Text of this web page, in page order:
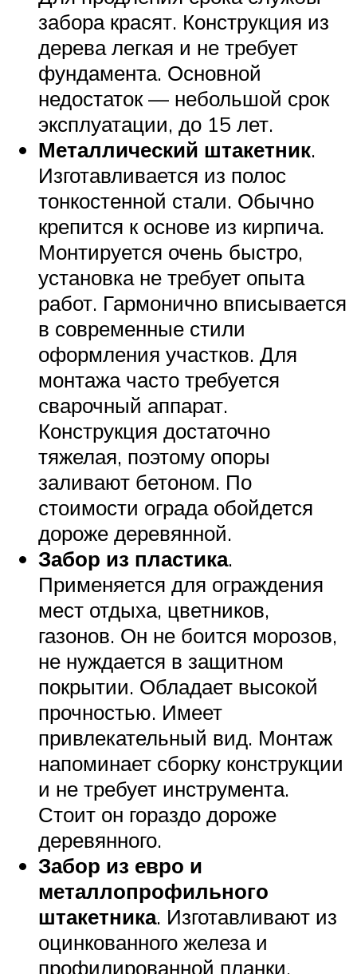
забора красят. Конструкция из
дерева легкая и не требует
фундамента. Основной
недостаток — небольшой срок
эксплуатации, до 15 лет.
Металлический штакетник.
Изготавливается из полос
тонкостенной стали. Обычно
крепится к основе из кирпича.
Монтируется очень быстро,
установка не требует опыта
работ. Гармонично вписывается
в современные стили
оформления участков. Для
монтажа часто требуется
сварочный аппарат.
Конструкция достаточно
тяжелая, поэтому опоры
заливают бетоном. По
стоимости ограда обойдется
дороже деревянной.
Забор из пластика.
Применяется для ограждения
мест отдыха, цветников,
газонов. Он не боится морозов,
не нуждается в защитном
покрытии. Обладает высокой
прочностью. Имеет
привлекательный вид. Монтаж
напоминает сборку конструкции
и не требует инструмента.
Стоит он гораздо дороже
деревянного.
Забор из евро и
металлопрофильного
штакетника. Изготавливают из
оцинкованного железа и
профилированной планки,